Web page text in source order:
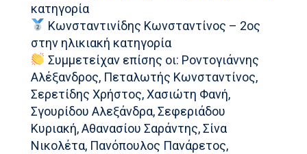
κατηγορία
Κωνσταντινίδης Κωνσταντίνος – 2ος
στην ηλικιακή κατηγορία
Συμμετείχαν επίσης οι: Ροντογιάννης
Αλέξανδρος, Πεταλωτής Κωνσταντίνος,
Σερετίδης Χρήστος, Χασιώτη Φανή,
Σγουρίδου Αλεξάνδρα, Σεφεριάδου
Κυριακή, Αθανασίου Σαράντης, Σίνα
Νικολέτα, Πανόπουλος Πανάρετος,